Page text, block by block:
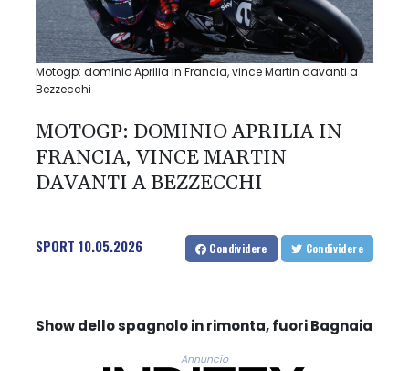
Motogp: dominio Aprilia in Francia, vince Martin davanti a
Bezzecchi
MOTOGP: DOMINIO APRILIA IN
FRANCIA, VINCE MARTIN
DAVANTI A BEZZECCHI
SPORT 10.05.2026 Condividere Condividere
Show dello spagnolo in rimonta, fuori Bagnaia
Annuncio